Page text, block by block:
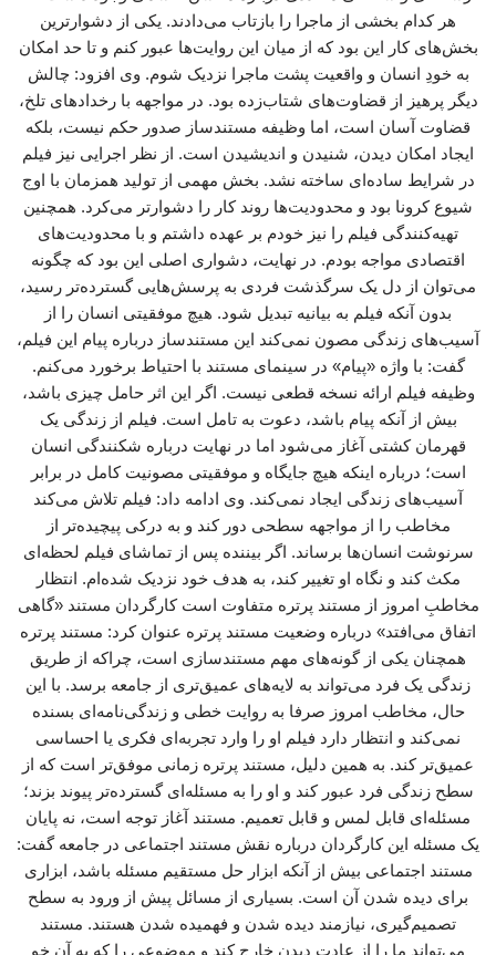
هر کدام بخشی از ماجرا را بازتاب می‌دادند. یکی از دشوارترین
بخش‌های کار این بود که از میان این روایت‌ها عبور کنم و تا حد امکان
به خودِ انسان و واقعیت پشت ماجرا نزدیک شوم. وی افزود: چالش
دیگر پرهیز از قضاوت‌های شتاب‌زده بود. در مواجهه با رخدادهای تلخ،
قضاوت آسان است، اما وظیفه مستندساز صدور حکم نیست، بلکه
ایجاد امکان دیدن، شنیدن و اندیشیدن است. از نظر اجرایی نیز فیلم
در شرایط ساده‌ای ساخته نشد. بخش مهمی از تولید همزمان با اوج
شیوع کرونا بود و محدودیت‌ها روند کار را دشوارتر می‌کرد. همچنین
تهیه‌کنندگی فیلم را نیز خودم بر عهده داشتم و با محدودیت‌های
اقتصادی مواجه بودم. در نهایت، دشواری اصلی این بود که چگونه
می‌توان از دل یک سرگذشت فردی به پرسش‌هایی گسترده‌تر رسید،
بدون آنکه فیلم به بیانیه تبدیل شود. هیچ موفقیتی انسان را از
آسیب‌های زندگی مصون نمی‌کند این مستندساز درباره پیام این فیلم،
گفت: با واژه «پیام» در سینمای مستند با احتیاط برخورد می‌کنم.
وظیفه فیلم ارائه نسخه قطعی نیست. اگر این اثر حامل چیزی باشد،
بیش از آنکه پیام باشد، دعوت به تامل است. فیلم از زندگی یک
قهرمان کشتی آغاز می‌شود اما در نهایت درباره شکنندگی انسان
است؛ درباره اینکه هیچ جایگاه و موفقیتی مصونیت کامل در برابر
آسیب‌های زندگی ایجاد نمی‌کند. وی ادامه داد: فیلم تلاش می‌کند
مخاطب را از مواجهه سطحی دور کند و به درکی پیچیده‌تر از
سرنوشت انسان‌ها برساند. اگر بیننده پس از تماشای فیلم لحظه‌ای
مکث کند و نگاه او تغییر کند، به هدف خود نزدیک شده‌ام. انتظار
مخاطبِ امروز از مستند پرتره متفاوت است کارگردان مستند «گاهی
اتفاق می‌افتد» درباره وضعیت مستند پرتره عنوان کرد: مستند پرتره
همچنان یکی از گونه‌های مهم مستندسازی است، چراکه از طریق
زندگی یک فرد می‌تواند به لایه‌های عمیق‌تری از جامعه برسد. با این
حال، مخاطب امروز صرفا به روایت خطی و زندگی‌نامه‌ای بسنده
نمی‌کند و انتظار دارد فیلم او را وارد تجربه‌ای فکری یا احساسی
عمیق‌تر کند. به همین دلیل، مستند پرتره زمانی موفق‌تر است که از
سطح زندگی فرد عبور کند و او را به مسئله‌ای گسترده‌تر پیوند بزند؛
مسئله‌ای قابل لمس و قابل تعمیم. مستند آغاز توجه است، نه پایان
یک مسئله این کارگردان درباره نقش مستند اجتماعی در جامعه گفت:
مستند اجتماعی بیش از آنکه ابزار حل مستقیم مسئله باشد، ابزاری
برای دیده شدن آن است. بسیاری از مسائل پیش از ورود به سطح
تصمیم‌گیری، نیازمند دیده شدن و فهمیده شدن هستند. مستند
می‌تواند ما را از عادت دیدن خارج کند و موضوعی را که به آن خو